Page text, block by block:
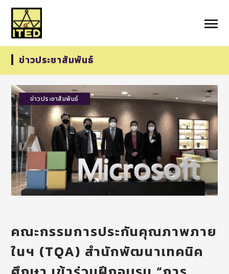
ข่าวประชาสัมพันธ์
ข่าวประชาสัมพันธ์
คณะกรรมการประกันคุณภาพภาย
ในฯ (TQA) สำนักพัฒนาเทคนิค